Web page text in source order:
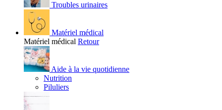
Troubles urinaires
Matériel médical
Matériel médical Retour
Aide à la vie quotidienne
Nutrition
Piluliers